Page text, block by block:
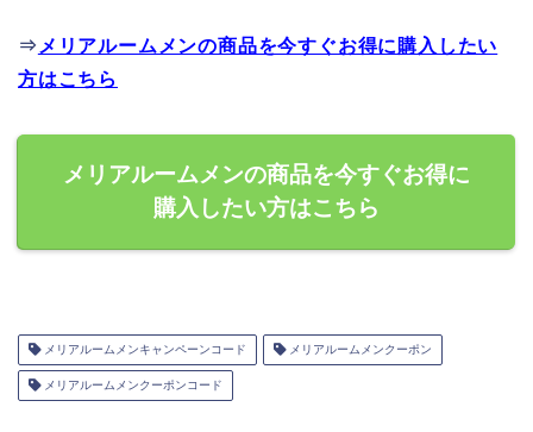
⇒ メリアルームメンの商品を今すぐお得に購入したい
方はこちら
メリアルームメンの商品を今すぐお得に
購入したい方はこちら
メリアルームメンキャンペーンコード メリアルームメンクーポン
メリアルームメンクーポンコード